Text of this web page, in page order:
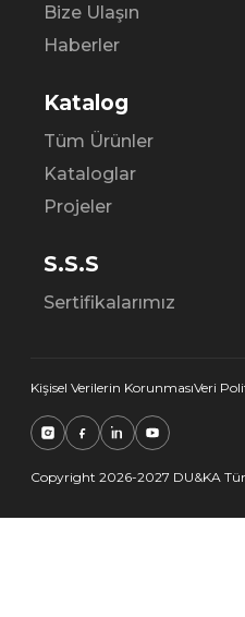
Bize Ulaşın
Haberler
Katalog
Tüm Ürünler
Kataloglar
Projeler
S.S.S
Sertifikalarımız
Kişisel Verilerin KorunmasıVeri
Copyright 2026-2027 DU&KA Tüm